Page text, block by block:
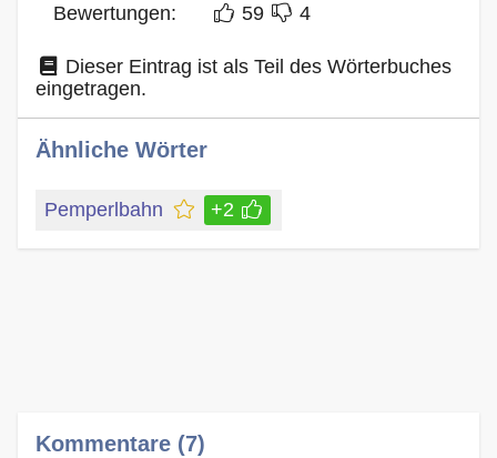
Bewertungen:
59 4
Dieser Eintrag ist als Teil des Wörterbuches
eingetragen.
Ähnliche Wörter
Pemperlbahn +2
Kommentare (7)